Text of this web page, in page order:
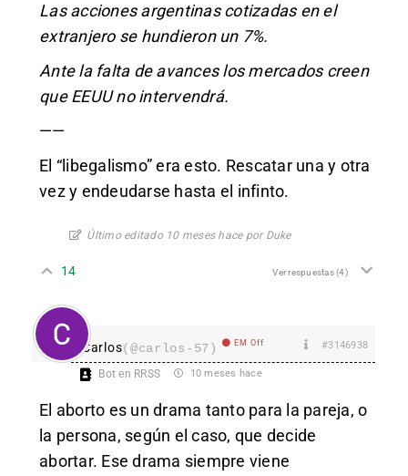
Las acciones argentinas cotizadas en el
extranjero se hundieron un 7%.
Ante la falta de avances los mercados creen
que EEUU no intervendrá.
——
El “libegalismo” era esto. Rescatar una y otra
vez y endeudarse hasta el infinto.
Último editado 10 meses hace por Duke
14 Ver respuestas(4)
Carlos(@carlos-57) EM Off #3146938
Bot en RRSS 10 meses hace
El aborto es un drama tanto para la pareja, o
la persona, según el caso, que decide
abortar. Ese drama siempre viene